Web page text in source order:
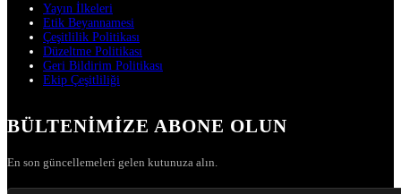
Yayın İlkeleri
Etik Beyannamesi
Çeşitlilik Politikası
Düzeltme Politikası
Geri Bildirim Politikası
Ekip Çeşitliliği
BÜLTENIMIZE ABONE OLUN
En son güncellemeleri gelen kutunuza alın.